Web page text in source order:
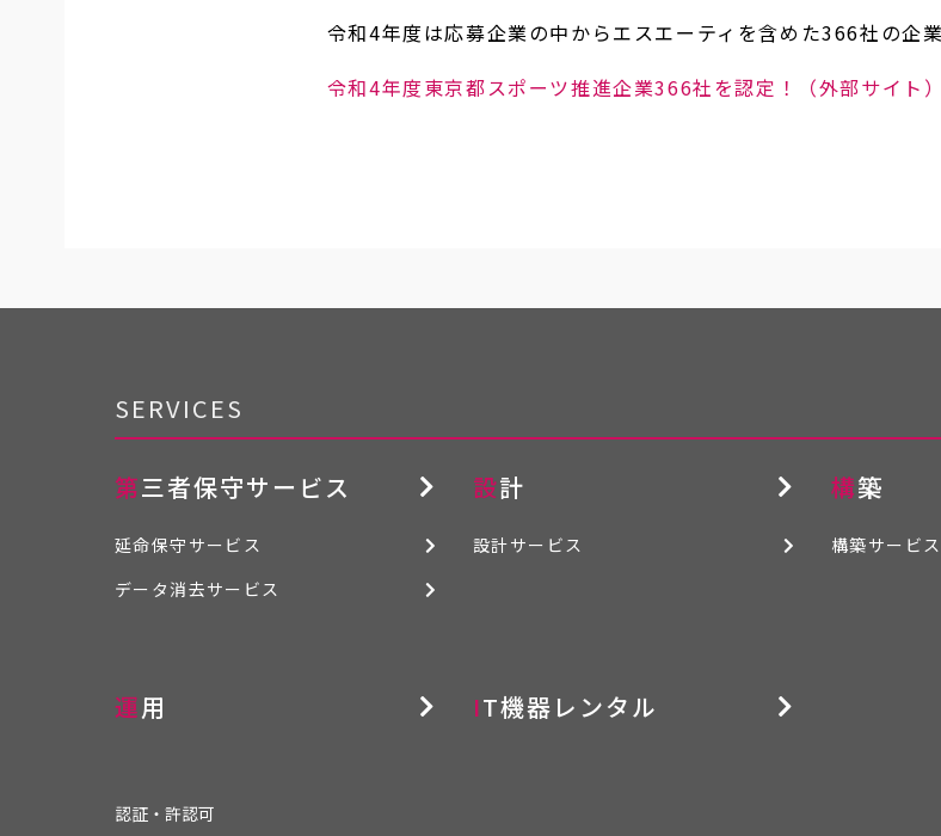
令和4年度は応募企業の中からエスエーティを含めた366社の企
令和4年度東京都スポーツ推進企業366社を認定！（外部サイト）
SERVICES
第三者保守サービス
延命保守サービス
データ消去サービス
設計
設計サービス
構築
構築サービス
運用 IT機器レンタル
認証・許認可